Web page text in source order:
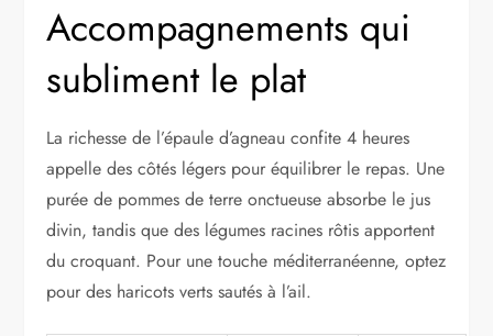
Accompagnements qui
subliment le plat
La richesse de l’épaule d’agneau confite 4 heures
appelle des côtés légers pour équilibrer le repas. Une
purée de pommes de terre onctueuse absorbe le jus
divin, tandis que des légumes racines rôtis apportent
du croquant. Pour une touche méditerranéenne, optez
pour des haricots verts sautés à l’ail.